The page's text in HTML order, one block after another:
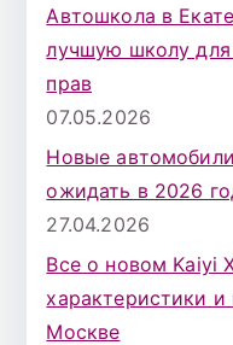
Автошкола в
лучшую школу для
прав
07.05.2026
Новые
ожидать в 2026
27.04.2026
Все о новом Kaiyi
характеристики
Москве